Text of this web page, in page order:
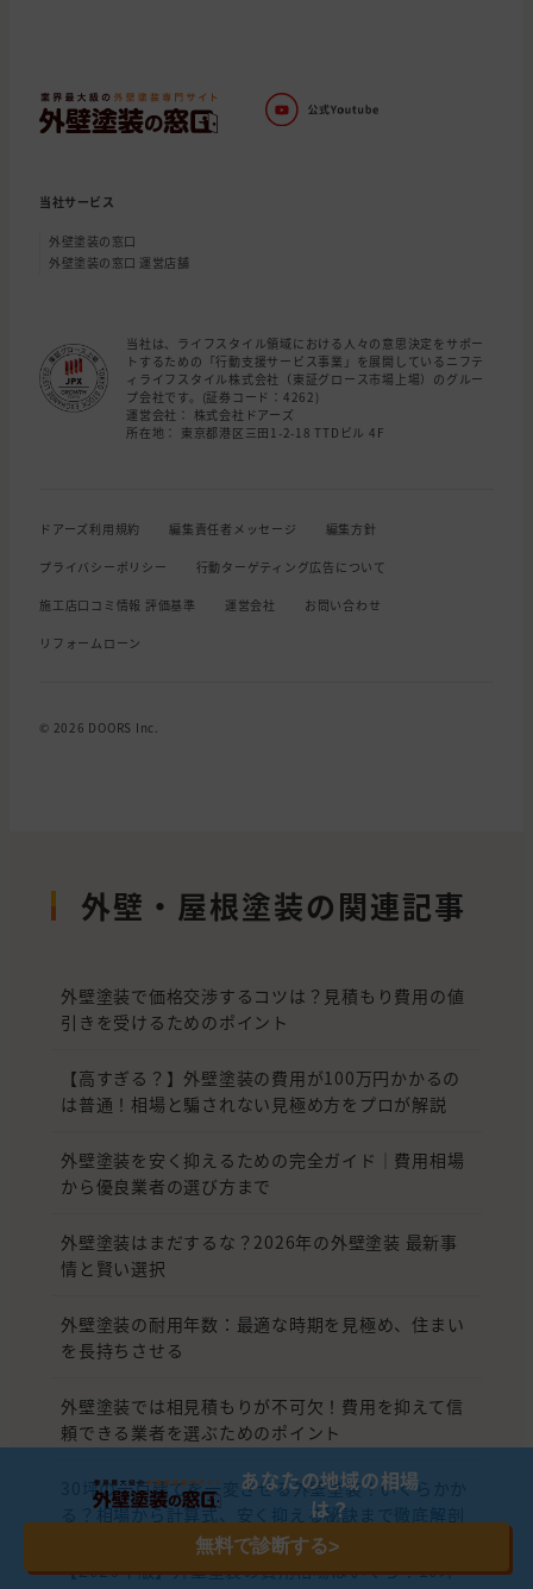
当社サービス
外壁塗装の窓口
外壁塗装の窓口 運営店舗
当社は、ライフスタイル領域における人々の意思決定をサポー
トするための「行動支援サービス事業」を展開しているニフテ
ィライフスタイル株式会社（東証グロース市場上場）のグルー
プ会社です。(証券コード：4262)
運営会社： 株式会社ドアーズ
所在地： 東京都港区三田1-2-18 TTDビル 4F
ドアーズ利用規約 編集責任者メッセージ 編集方針
プライバシーポリシー 行動ターゲティング広告について
施工店口コミ情報 評価基準 運営会社 お問い合わせ
リフォームローン
© 2026 DOORS Inc.
外壁・屋根塗装の関連記事
外壁塗装で価格交渉するコツは？見積もり費用の値
引きを受けるためのポイント
【高すぎる？】外壁塗装の費用が100万円かかるの
は普通！相場と騙されない見極め方をプロが解説
外壁塗装を安く抑えるための完全ガイド｜費用相場
から優良業者の選び方まで
外壁塗装はまだするな？2026年の外壁塗装 最新事
情と賢い選択
外壁塗装の耐用年数：最適な時期を見極め、住まい
を長持ちさせる
外壁塗装では相見積もりが不可欠！費用を抑えて信
頼できる業者を選ぶためのポイント
30坪の一戸建てを一変させる外壁塗装！いくらかか
る？相場から計算式、安く抑える秘訣まで徹底解剖
【2026年版】外壁塗装の費用相場はいくら？10坪
あなたの地域の相場
は？
無料で診断する>